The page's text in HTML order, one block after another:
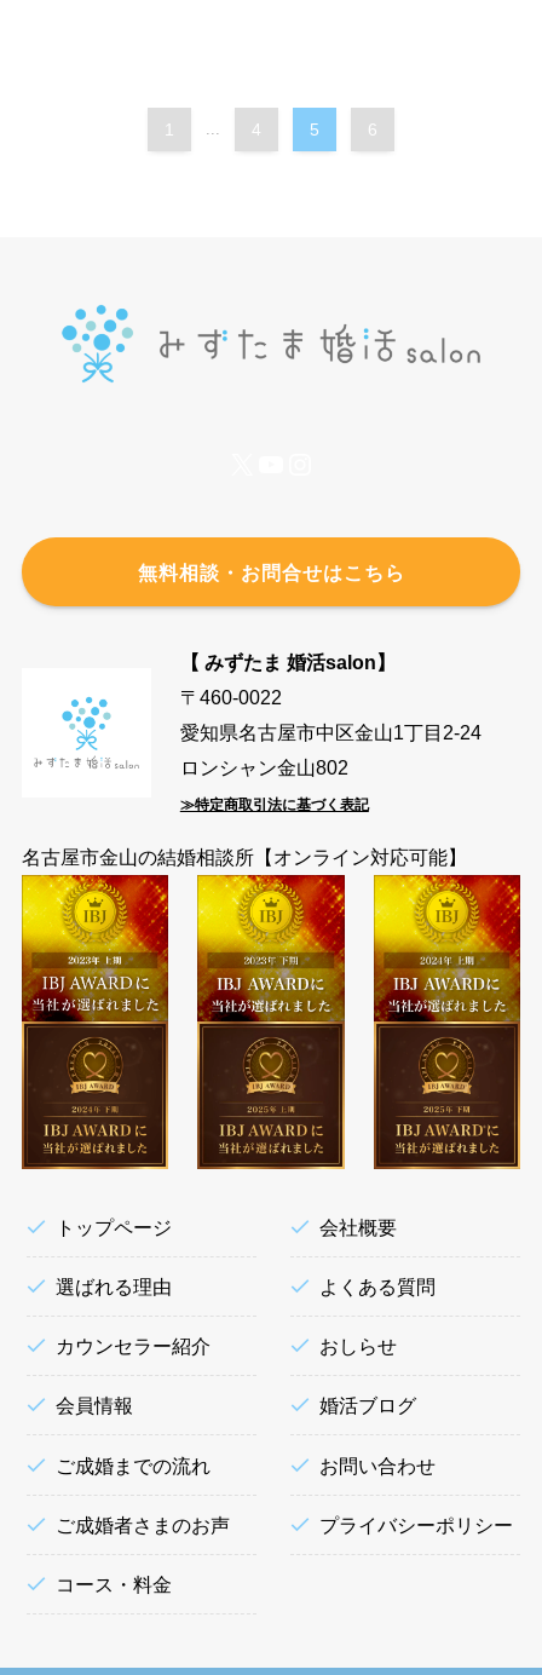
1 ... 4 5 6
無料相談・お問合せはこちら
【 みずたま 婚活salon】
〒460-0022
愛知県名古屋市中区金山1丁目2-24
ロンシャン金山802
≫特定商取引法に基づく表記
名古屋市金山の結婚相談所【オンライン対応可能】
トップページ
選ばれる理由
カウンセラー紹介
会員情報
ご成婚までの流れ
ご成婚者さまのお声
コース・料金
会社概要
よくある質問
おしらせ
婚活ブログ
お問い合わせ
プライバシーポリシー